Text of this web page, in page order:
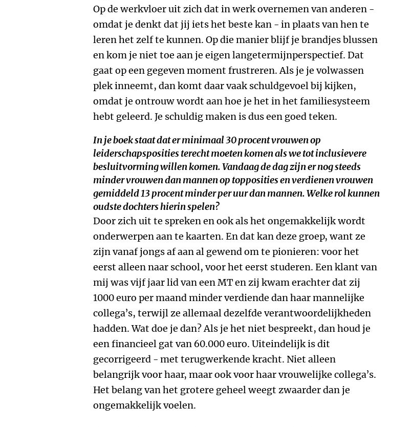
Op de werkvloer uit zich dat in werk overnemen van anderen -
omdat je denkt dat jij iets het beste kan - in plaats van hen te
leren het zelf te kunnen. Op die manier blijf je brandjes blussen
en kom je niet toe aan je eigen langetermijnperspectief. Dat
gaat op een gegeven moment frustreren. Als je je volwassen
plek inneemt, dan komt daar vaak schuldgevoel bij kijken,
omdat je ontrouw wordt aan hoe je het in het familiesysteem
hebt geleerd. Je schuldig maken is dus een goed teken.
In je boek staat dat er minimaal 30 procent vrouwen op
leiderschapsposities terecht moeten komen als we tot inclusievere
besluitvorming willen komen. Vandaag de dag zijn er nog steeds
minder vrouwen dan mannen op topposities en verdienen vrouwen
gemiddeld 13 procent minder per uur dan mannen. Welke rol kunnen
oudste dochters hierin spelen?
Door zich uit te spreken en ook als het ongemakkelijk wordt
onderwerpen aan te kaarten. En dat kan deze groep, want ze
zijn vanaf jongs af aan al gewend om te pionieren: voor het
eerst alleen naar school, voor het eerst studeren. Een klant van
mij was vijf jaar lid van een MT en zij kwam erachter dat zij
1000 euro per maand minder verdiende dan haar mannelijke
collega’s, terwijl ze allemaal dezelfde verantwoordelijkheden
hadden. Wat doe je dan? Als je het niet bespreekt, dan houd je
een financieel gat van 60.000 euro. Uiteindelijk is dit
gecorrigeerd - met terugwerkende kracht. Niet alleen
belangrijk voor haar, maar ook voor haar vrouwelijke collega’s.
Het belang van het grotere geheel weegt zwaarder dan je
ongemakkelijk voelen.